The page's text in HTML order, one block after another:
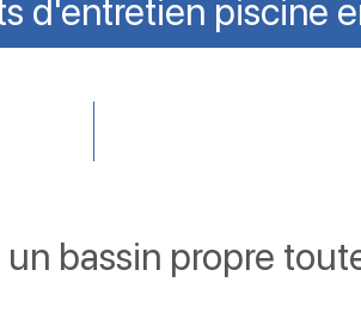
d'entretien piscine
bassin propre